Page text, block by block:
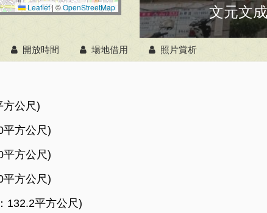
Leaflet | ©OpenStreetMap 文元文
開放時間 場地借用 照片賞析
方公尺)
平方公尺)
平方公尺)
平方公尺)
132.2平方公尺)